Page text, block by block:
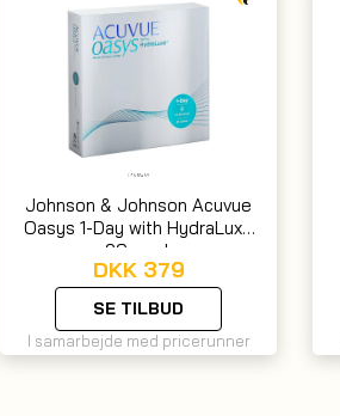
Johnson & Johnson Acuvue
Oasys 1-Day with HydraLuxe
90-pack
I samarbejde med pricerunner
DKK379
SE TILBUD